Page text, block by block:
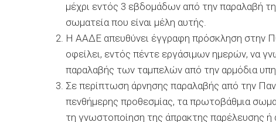
μέχρι εντός 3 εβδομάδων από την παραλαβή
σωματεία που είναι μέλη αυτής.
Η ΑΑΔΕ απευθύνει έγγραφη πρόσκληση στην
οφείλει, εντός πέντε εργάσιμων ημερών, να
παραλαβής των ταμπελών από την αρμόδια
Σε περίπτωση άρνησης παραλαβής από την
πενθήμερης προθεσμίας, τα πρωτοβάθμια
τη γνωστοποίηση της άπρακτης παρέλευσης